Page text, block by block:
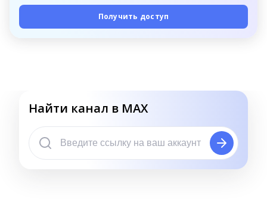
Получить доступ
Найти канал в MAX